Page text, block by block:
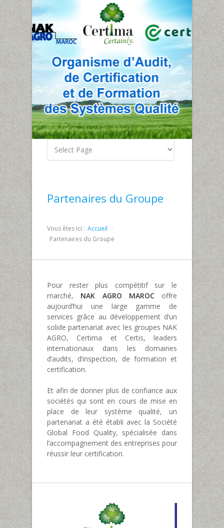
Partenaires du Groupe
Vous êtes ici : Accueil
Partenaires du Groupe
Pour rester plus compétitif sur le
marché, NAK AGRO MAROC offre
aujourd’hui une large gamme de
services grâce au développement d’un
solide partenariat avec les groupes NAK
AGRO, Certima et Certis, leaders
internationaux dans les domaines
d’audits, d’inspection, de formation et
certification.
Et afin de donner plus de confiance aux
sociétés qui sont en cours de mise en
place de leur système qualité, un
partenariat a été établi avec la Société
Global Food Quality, spécialisée dans
l’accompagnement des entreprises pour
réussir leur certification.